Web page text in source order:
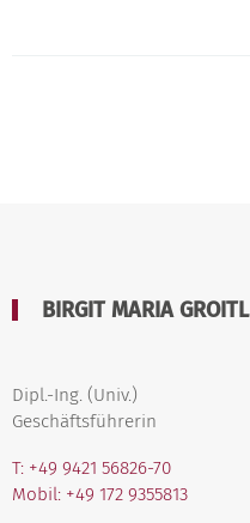
BIRGIT MARIA GROITL
Dipl.-Ing. (Univ.)
Geschäftsführerin
T: +49 9421 56826-70
Mobil: +49 172 9355813